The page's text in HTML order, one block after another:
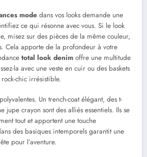
mode dans vos looks demande une
ce qui résonne avec vous. Si le look
misez sur des pièces de la même couleur,
Cela apporte de la profondeur à votre
total look denim offre une multitude
la avec une veste en cuir ou des baskets
chic irrésistible.
Un trench-coat élégant, des t-
jupe crayon sont des alliés essentiels. Ils se
tout et apportent une touche
des basiques intemporels garantit une
pour l’aventure.